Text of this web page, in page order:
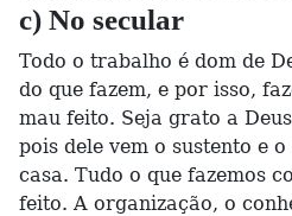
c) No secular
Todo o trabalho é dom de
do que fazem, e por isso,
mau feito. Seja grato a
pois dele vem o sustento e
casa. Tudo o que fazemos
feito. A organização, o